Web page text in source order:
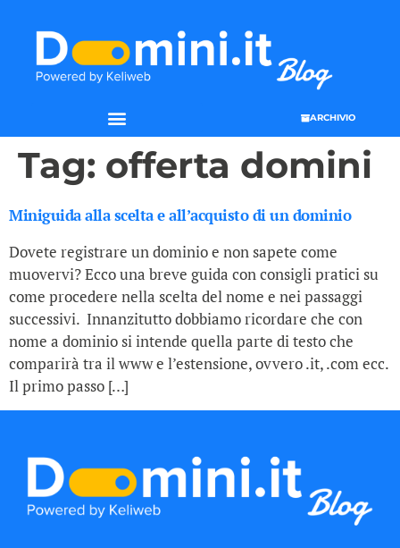
ARCHIVIO
Tag: offerta domini
Miniguida alla scelta e all’acquisto di un dominio
Dovete registrare un dominio e non sapete come
muovervi? Ecco una breve guida con consigli pratici su
come procedere nella scelta del nome e nei passaggi
successivi. Innanzitutto dobbiamo ricordare che con
nome a dominio si intende quella parte di testo che
comparirà tra il www e l’estensione, ovvero .it, .com ecc.
Il primo passo […]